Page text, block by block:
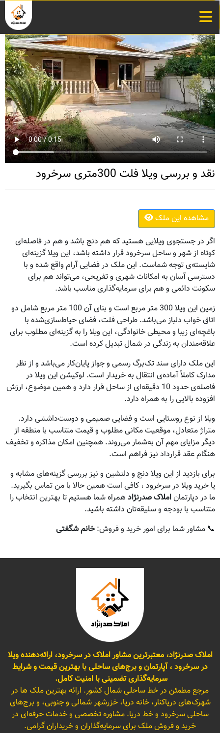
نقد و بررسی ویلا فلت 300متری سرخرود
مشاهده این ملک
اگر در جستجوی ویلایی هستید که هم دنج باشد و هم در فاصله‌ای
کوتاه از شهر و ساحل سرخرود قرار داشته باشد، این ویلا گزینه‌ای
شایسته‌ی توجه شماست. این ملک در فضایی آرام واقع شده و با
دسترسی آسان به امکانات شهری و تفریحی، می‌تواند هم برای
سکونت دائمی و هم برای سرمایه‌گذاری مناسب باشد.
زمین این ویلا 300 متر مربع است و بنای آن 100 متر مربع شامل دو
اتاق خواب دلباز می‌باشد. طراحی فلت، فضای حیاط‌سازی‌شده با
باغچه‌ای زیبا و محیطی خانوادگی، این ویلا را به گزینه‌ای مطلوب برای
علاقه‌مندان به زندگی در شمال تبدیل کرده است.
این ملک دارای سند تک‌برگ رسمی و جواز پایان‌کار می‌باشد و از نظر
مدارک کاملاً آماده‌ی انتقال به خریدار است. لوکیشن این ویلا در
فاصله‌ی حدود 10 دقیقه‌ای از ساحل قرار دارد و همین موضوع، ارزش
افزوده بالایی را به همراه دارد.
ویلا از نوع روستایی است و فضایی صمیمی و دوست‌داشتنی دارد.
متراژ متعادل، موقعیت مکانی مطلوب و قیمت متناسب با منطقه از
دیگر مزایای مهم آن به‌شمار می‌روند. همچنین امکان مذاکره و تخفیف
هنگام عقد قرارداد نیز فراهم است.
برای بازدید از این ویلا دنج و دلنشین و نیز بررسی گزینه‌های مشابه و
یا خرید ویلا در سرخرود ، کافی است همین حالا با من تماس بگیرید.
ما در دپارتماناملاک صدرنژاد همراه شما هستیم تا بهترین انتخاب را
متناسب با بودجه و سلیقه‌تان داشته باشید.
📞 مشاور شما برای امور خرید و فروش:خانم شگفتی
املاک صدرنژاد، معتبرترین مشاور املاک در سرخرود، ارائه‌دهنده ویلا
در سرخرود ، آپارتمان و برج‌های ساحلی با بهترین قیمت و شرایط
سرمایه‌گذاری تضمینی با امنیت کامل.
مرجع مطمئن در خط ساحلی شمال کشور. ارائه بهترین ملک ها در
شهرک‌های دریاکنار، خانه دریا، خزرشهر شمالی و جنوبی، و برج‌های
ساحلی سرخرود و خط دریا. مشاوره تخصصی و خدمات حرفه‌ای در
خرید و فروش ملک برای سرمایه‌گذاران و خریداران گرامی.